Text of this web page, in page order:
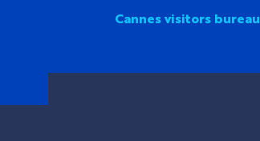
Cannes visitors bureau